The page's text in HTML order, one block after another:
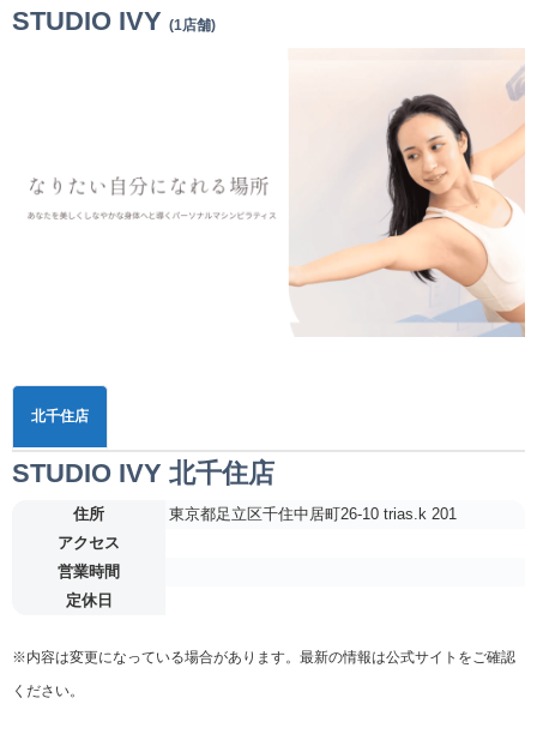
STUDIO IVY (1店舗)
北千住店
STUDIO IVY 北千住店
住所
東京都足立区千住中居町26-10 trias.k 201
アクセス
営業時間
定休日
※内容は変更になっている場合があります。最新の情報は公式サイトをご確認
ください。